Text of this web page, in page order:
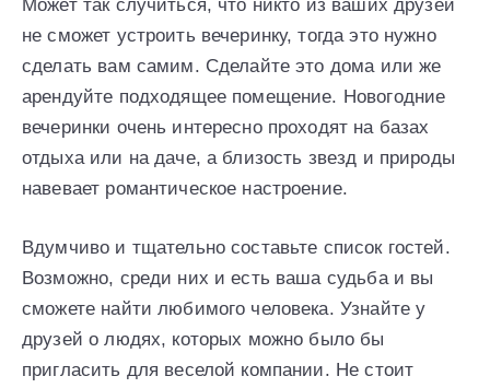
Может так случиться, что никто из ваших друзей
не сможет устроить вечеринку, тогда это нужно
сделать вам самим. Сделайте это дома или же
арендуйте подходящее помещение. Новогодние
вечеринки очень интересно проходят на базах
отдыха или на даче, а близость звезд и природы
навевает романтическое настроение.
Вдумчиво и тщательно составьте список гостей.
Возможно, среди них и есть ваша судьба и вы
сможете найти любимого человека. Узнайте у
друзей о людях, которых можно было бы
пригласить для веселой компании. Не стоит